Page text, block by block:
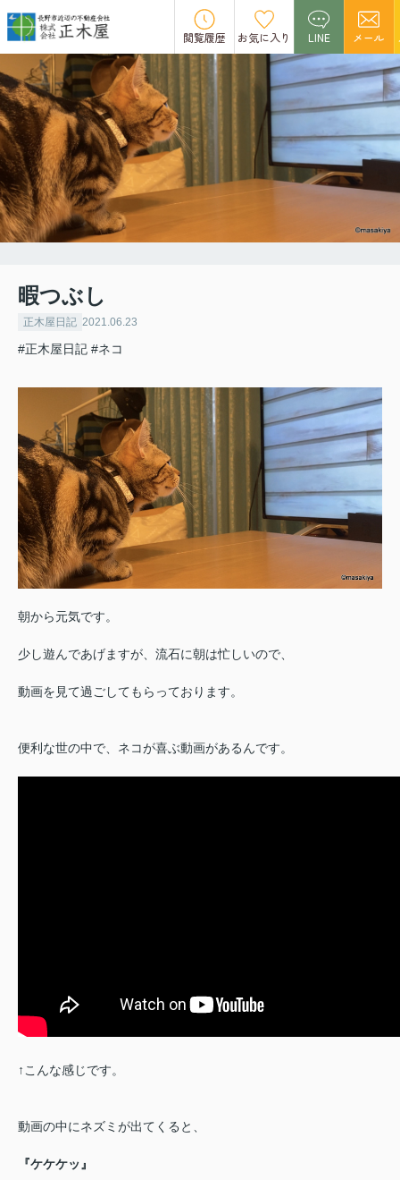
閲覧履歴 お気に入り LINE メール
暇つぶし
正木屋日記 2021.06.23
#正木屋日記 #ネコ
朝から元気です。
少し遊んであげますが、流石に朝は忙しいので、
動画を見て過ごしてもらっております。
便利な世の中で、ネコが喜ぶ動画があるんです。
↑こんな感じです。
動画の中にネズミが出てくると、
『ケケケッ』